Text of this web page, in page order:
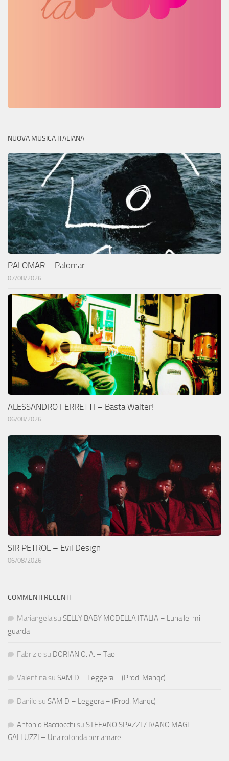
NUOVA MUSICA ITALIANA
PALOMAR – Palomar
07/08/2026
ALESSANDRO FERRETTI – Basta Walter!
06/08/2026
SIR PETROL – Evil Design
06/08/2026
COMMENTI RECENTI
Mariangela su SELLY BABY MODELLA ITALIA – Luna lei mi
guarda
Fabrizio su DORIAN O. A. – Tao
Valentina su SAM D – Leggera – (Prod. Manqc)
Danilo su SAM D – Leggera – (Prod. Manqc)
Antonio Bacciocchi su STEFANO SPAZZI / IVANO MAGI
GALLUZZI – Una rotonda per amare